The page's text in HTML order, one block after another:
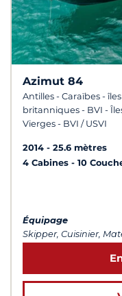
Azimut 84
Antilles - Caraïbes -
britanniques - BVI -
Vierges - BVI / USVI
2014
25.6 mètres
4 Cabines
10
Équipage
Skipper, Cuisinier,